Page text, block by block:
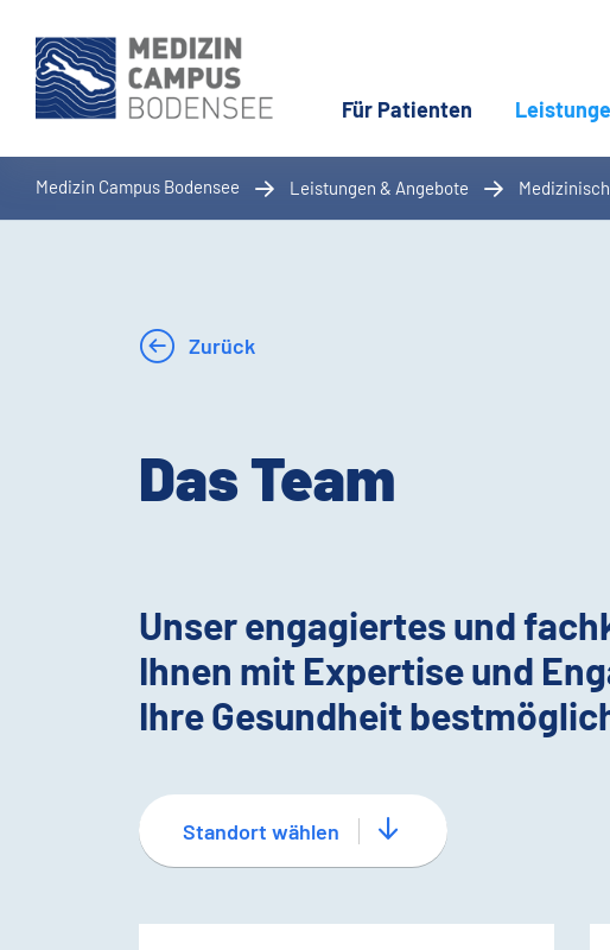
Für Patienten
Medizin Campus Bodensee Leistungen & Angebote
Zurück
Das Team
Unser engagiertes und
Ihnen mit Expertise und
Ihre Gesundheit
Standort wählen